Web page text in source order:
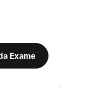
Exame